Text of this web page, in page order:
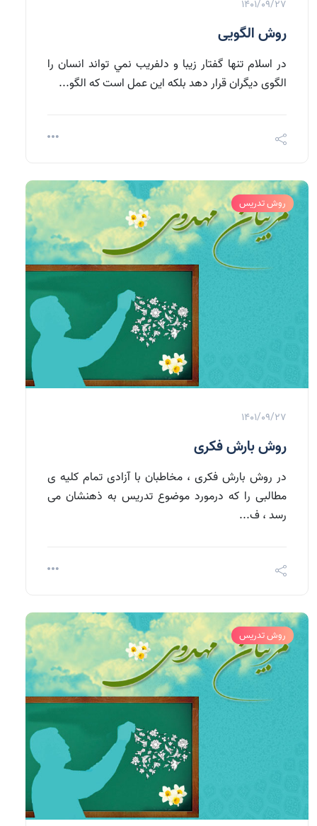
1401/09/27
روش الگویی
در اسلام تنها گفتار زيبا و دلفريب نمي تواند انسان را
الگوی ديگران قرار دهد بلكه اين عمل است كه الگو...
روش تدریس
1401/09/27
روش بارش فکری
در روش بارش فکری ، مخاطبان با آزادی تمام کلیه ی
مطالبی را که درمورد موضوع تدریس به ذهنشان می
رسد ، ف...
روش تدریس